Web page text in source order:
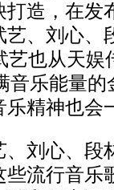
造，在发
、刘心、
也从天娱
音乐能量
精神也会
刘心、段
流行音乐